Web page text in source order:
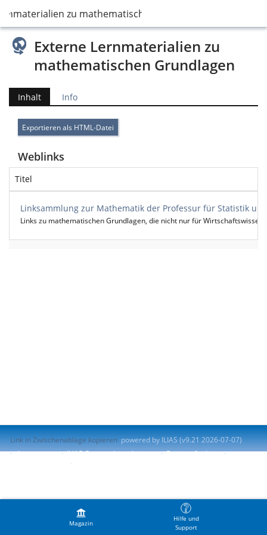
zu mathematischen Grundlagen
Magazin
Hilfe und
Support
Externe Lernmaterialien zu
mathematischen Grundlagen
Inhalt Info
Exportieren als HTML-Datei
Weblinks
Titel
Linksammlung zur Mathematik der Professur für Statistik
Links zu mathematischen Grundlagen, die nicht nur für
Link in Zwischenablage kopieren powered by ILIAS (v9.21 2026-07-07)
Impressum
ILIAS-Support kontaktieren
Barrierefreiheit